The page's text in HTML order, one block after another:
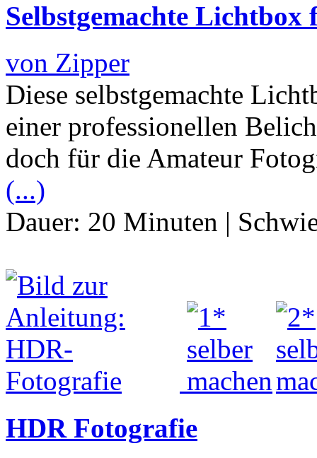
Selbstgemachte
von Zipper
Diese selbstgemachte
einer professionellen
doch für die Amateur
(...)
Dauer: 20 Minuten |
HDR Fotografie